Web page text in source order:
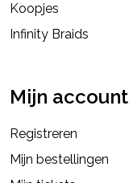
Koopjes
Infinity Braids
Mijn account
Registreren
Mijn bestellingen